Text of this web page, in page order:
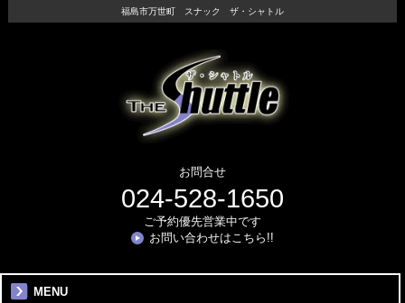
福島市万世町 スナック ザ・シャトル
お問合せ
024-528-1650
ご予約優先営業中です
お問い合わせはこちら!!
MENU